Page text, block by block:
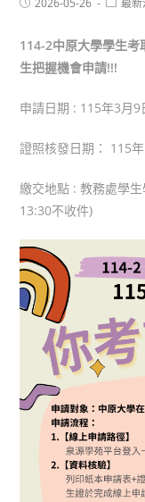
114-2中原大學學生考
生把握機會申請!!!
申請日期 : 115年3月
證照核發日期： 115
繳交地點 : 教務處學
13:30不收件)